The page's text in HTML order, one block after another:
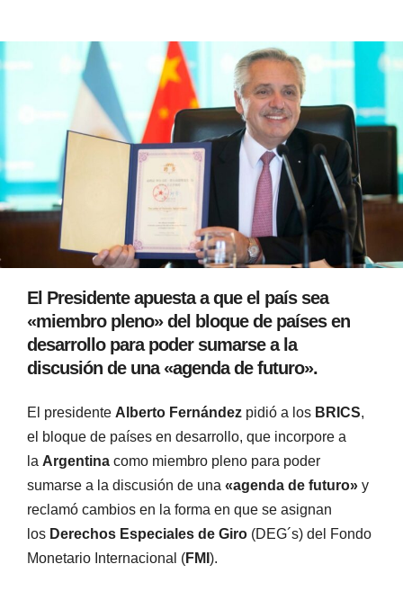
El Presidente apuesta a que el país sea
«miembro pleno» del bloque de países en
desarrollo para poder sumarse a la
discusión de una «agenda de futuro».
El presidente Alberto Fernández pidió a los BRICS,
el bloque de países en desarrollo, que incorpore a
la Argentina como miembro pleno para poder
sumarse a la discusión de una «agenda de futuro» y
reclamó cambios en la forma en que se asignan
los Derechos Especiales de Giro (DEG´s) del Fondo
Monetario Internacional (FMI ).